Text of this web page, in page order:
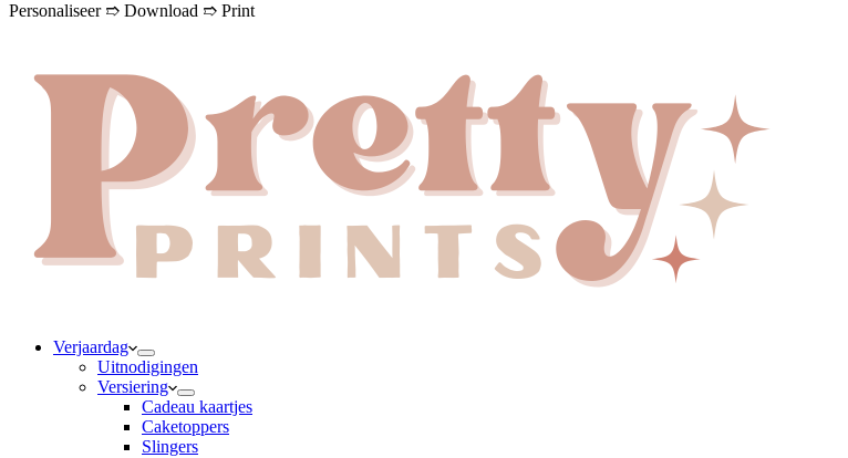
Personaliseer ➱ Download ➱ Print
Verjaardag
Uitnodigingen
Versiering
Cadeau kaartjes
Caketoppers
Slingers